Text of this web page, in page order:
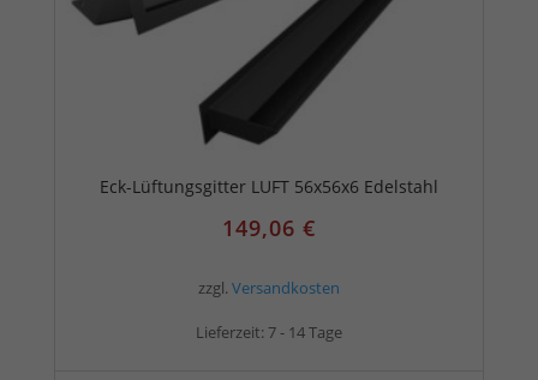
Eck-Lüftungsgitter LUFT 56x56x6 Edelstahl
149,06 €
zzgl. Versandkosten
Lieferzeit: 7 - 14 Tage